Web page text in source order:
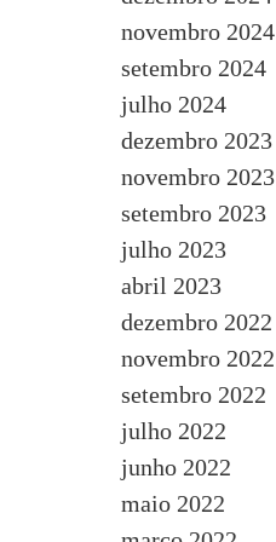
novembro 2024
setembro 2024
julho 2024
dezembro 2023
novembro 2023
setembro 2023
julho 2023
abril 2023
dezembro 2022
novembro 2022
setembro 2022
julho 2022
junho 2022
maio 2022